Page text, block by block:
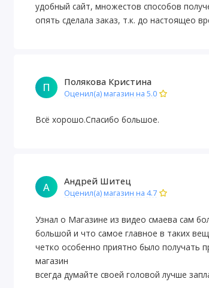
удобный сайт, множестов способов
опять сделала заказ, т.к. до настоящео
П Полякова Кристина
Оценил(а) магазин на 5.0
Всё хорошо.Спасибо большое.
А Андрей Шитец
Оценил(а) магазин на 4.7
Узнал о Магазине из видео смаева сам
большой и что самое главное в таких
четко особенно приятно было получать
магазин
всегда думайте своей головой лучше